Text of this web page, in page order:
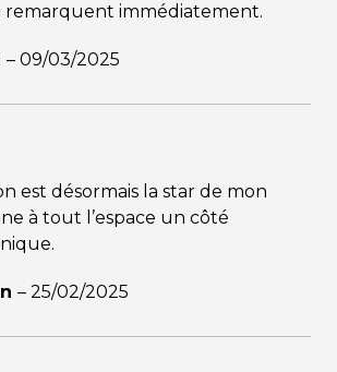
remarquent immédiatement.
– 09/03/2025
est désormais la star de mon
à tout l’espace un côté
– 25/02/2025